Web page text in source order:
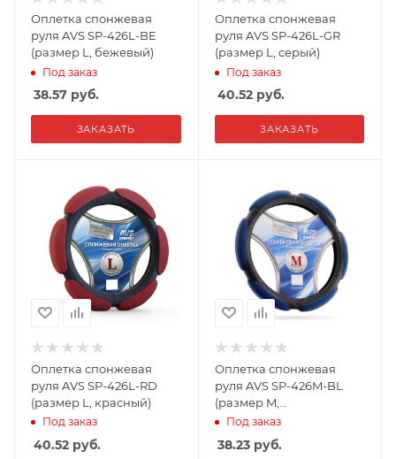
Оплетка спонжевая
руля AVS SP-426L-BE
(размер L, бежевый)
Под заказ
38.57 руб.
ЗАКАЗАТЬ
Оплетка спонжевая
руля AVS SP-426L-GR
(размер L, серый)
Под заказ
40.52руб.
ЗАКАЗАТЬ
Оплетка спонжевая
руля AVS SP-426L-RD
(размер L, красный)
Под заказ
40.52 руб.
Оплетка спонжевая
руля AVS SP-426M-BL
(размер M,
синий),Россия
Под заказ
38.23руб.